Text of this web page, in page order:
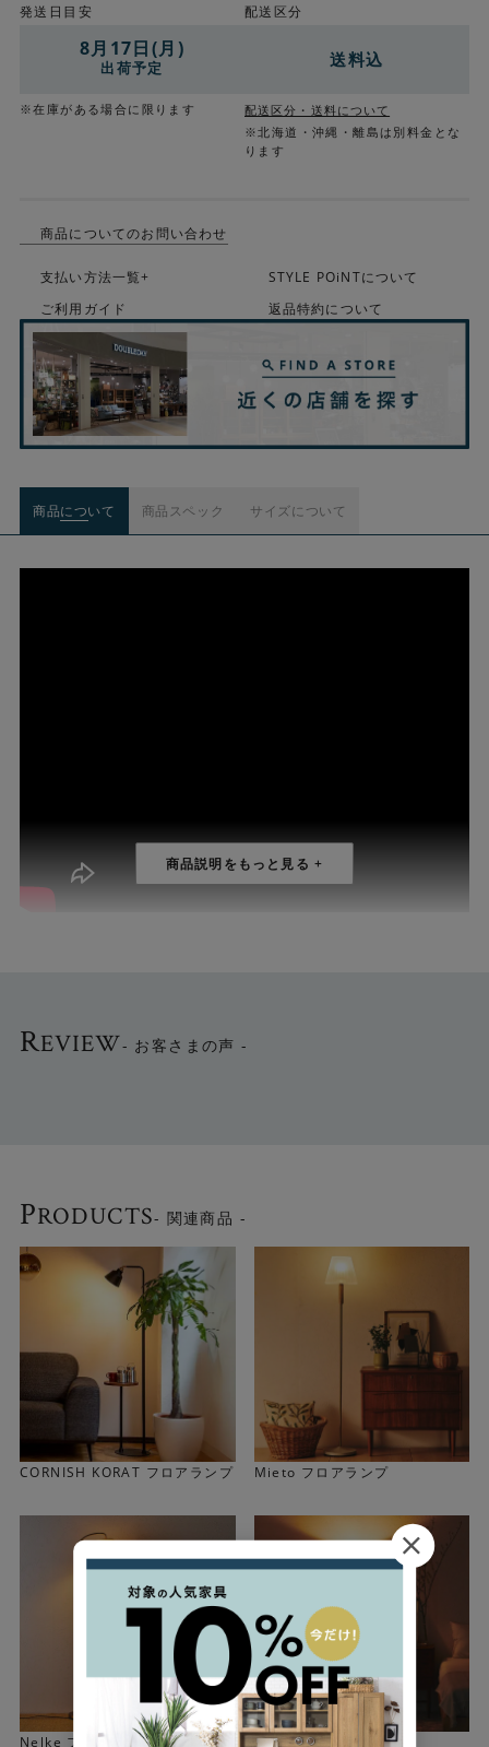
発送日目安
8月17日(月)
出荷予定
※在庫がある場合に限ります
配送区分
送料込
配送区分・送料について
※北海道・沖縄・離島は別料金とな
ります
商品についてのお問い合わせ
支払い方法一覧+
STYLE POiNTについて
ご利用ガイド
返品特約について
商品について 商品スペック サイズについて
ゴールドがアクセントのスタイリッシュなデザイン
落ち着いた色合いのグレーガラスを使ったオーバル形状の
REVIEW- お客さまの声 -
PRODUCTS- 関連商品 -
CORNISH KORAT フロアランプ Mieto フロアランプ
Nelke フロアランプ Svante フロアランプ